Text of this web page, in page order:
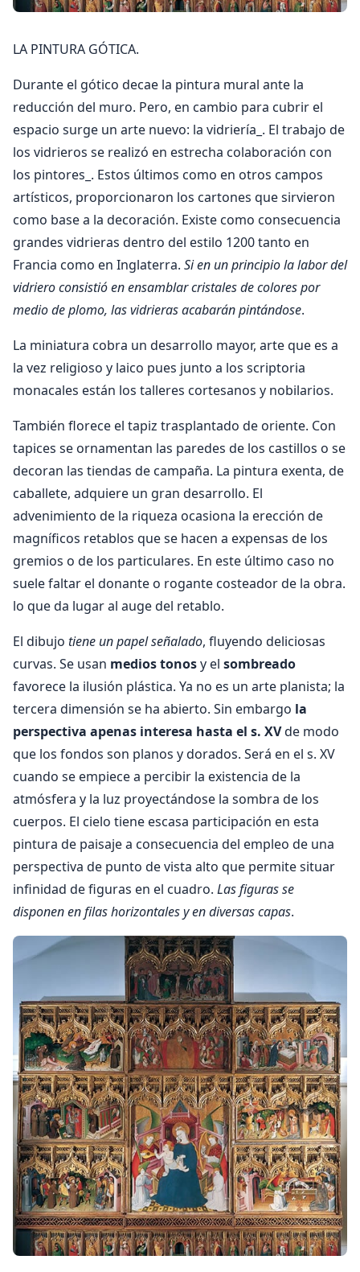
LA PINTURA GÓTICA.
Durante el gótico decae la pintura mural ante la
reducción del muro. Pero, en cambio para cubrir el
espacio surge un arte nuevo: la vidriería_. El trabajo de
los vidrieros se realizó en estrecha colaboración con
los pintores_. Estos últimos como en otros campos
artísticos, proporcionaron los cartones que sirvieron
como base a la decoración. Existe como consecuencia
grandes vidrieras dentro del estilo 1200 tanto en
Francia como en Inglaterra. Si en un principio la labor del
vidriero consistió en ensamblar cristales de colores por
medio de plomo, las vidrieras acabarán pintándose.
La miniatura cobra un desarrollo mayor, arte que es a
la vez religioso y laico pues junto a los scriptoria
monacales están los talleres cortesanos y nobilarios.
También florece el tapiz trasplantado de oriente. Con
tapices se ornamentan las paredes de los castillos o se
decoran las tiendas de campaña. La pintura exenta, de
caballete, adquiere un gran desarrollo. El
advenimiento de la riqueza ocasiona la erección de
magníficos retablos que se hacen a expensas de los
gremios o de los particulares. En este último caso no
suele faltar el donante o rogante costeador de la obra.
lo que da lugar al auge del retablo.
El dibujo tiene un papel señalado, fluyendo deliciosas
curvas. Se usan medios tonosy el sombreado
favorece la ilusión plástica. Ya no es un arte planista; la
tercera dimensión se ha abierto. Sin embargo la
perspectiva apenas interesa hasta el s. XVde modo
que los fondos son planos y dorados. Será en el s. XV
cuando se empiece a percibir la existencia de la
atmósfera y la luz proyectándose la sombra de los
cuerpos. El cielo tiene escasa participación en esta
pintura de paisaje a consecuencia del empleo de una
perspectiva de punto de vista alto que permite situar
infinidad de figuras en el cuadro. Las figuras se
disponen en filas horizontales y en diversas capas.